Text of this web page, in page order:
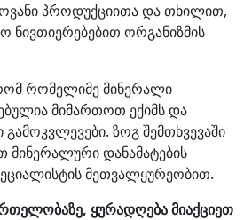
პროდუქციითა და თხილით,
ნივთიერებებით ორგანიზმის
რომელიმე მინერალი
მიმართოთ ექიმს და
გამოკვლევები. ზოგ შემთხვევაში
მინერალური დანამატების
მეთვალყურეობით.
ყურადღება მიაქციეთ